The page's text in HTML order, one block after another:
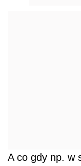
A co gdy np. w